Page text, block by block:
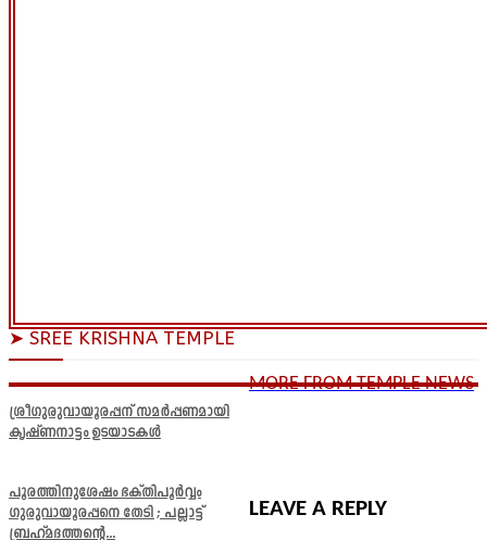
➤ SREE KRISHNA TEMPLE
ശ്രീഗുരുവായൂരപ്പന് സമർപ്പണമായി
കൃഷ്ണനാട്ടം ഉടയാടകൾ
പൂരത്തിനുശേഷം ഭക്തിപൂർവ്വം
ഗുരുവായൂരപ്പനെ തേടി ; പല്ലാട്ട്
ബ്രഹ്മദത്തന്റെ...
MORE FROM TEMPLE NEWS
LEAVE A REPLY